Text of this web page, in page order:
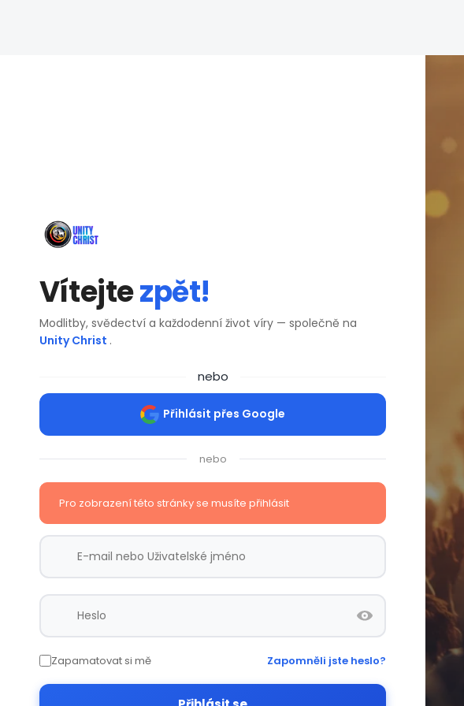
Vítejtezpět!
Modlitby, svědectví a každodenní život víry — společně na
Unity Christ .
nebo
Přihlásit přes Google
nebo
Pro zobrazení této stránky se musíte přihlásit
Zapamatovat si mě Zapomněli jste heslo?